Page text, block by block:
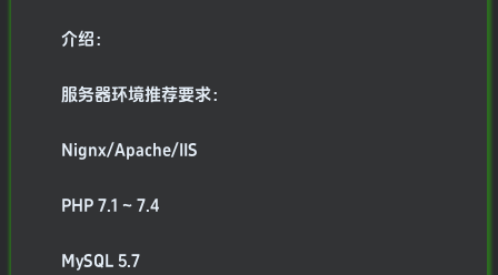
介绍：
服务器环境推荐要求：
Nignx/Apache/IIS
PHP 7.1 ~ 7.4
MySQL 5.7